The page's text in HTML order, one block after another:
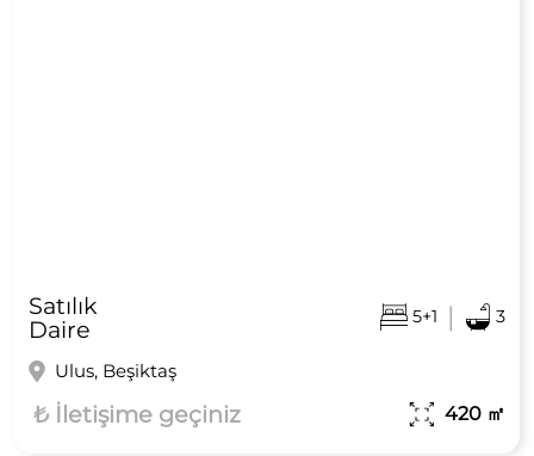
Satılık
Daire
5+1 | 3
Ulus, Beşiktaş
₺ İletişime geçiniz 420 ㎡